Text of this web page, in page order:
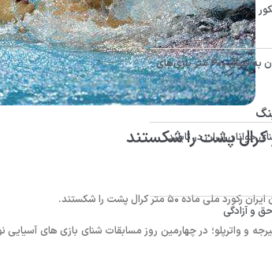
۵۰ متر کرال پشت را شکستند.
و واترپلو؛ در چهارمین روز مسابقات شنای بازی های
محمد قاسمی: هدفم رسیدن به فینال ۴۰۰ متر بازی‌های
جوانان ایران در تایلند
و آزادگی